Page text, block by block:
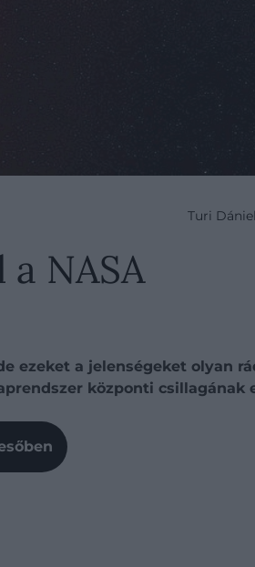
Turi Dániel
NASA
ezeket a jelenségeket olyan
központi csillagának